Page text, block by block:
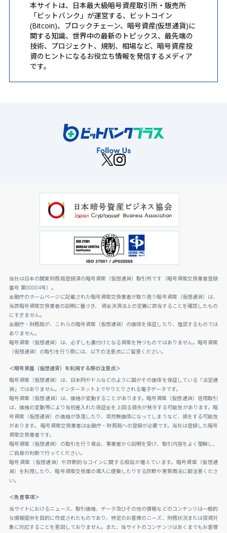
本サイトは、日本最大級暗号資産取引所・販売所
「ビットバンク」が運営する、ビットコイン
(Bitcoin)、ブロックチェーン、暗号資産(仮想通貨)に
関する知識、世界中の最新のトピックス、最先端の
技術、プロジェクト、規制、相場など、暗号資産投
資のヒントになるお役立ち情報を発信するメディア
です。
当社は日本の関東財務局登録済の暗号資産（仮想通貨）取引所です（暗号資産交換業者登録
番号 第00004号）。
金融庁のホームページに記載された暗号資産交換業者が取り扱う暗号資産（仮想通貨）は、
当該暗号資産交換業者の説明に基づき、 資金決済法上の定義に該当することを確認したもの
にすぎません。
金融庁・財務局が、これらの暗号資産（仮想通貨）の価値を保証したり、推奨するものでは
ありません。
暗号資産（仮想通貨）は、必ずしも裏付けとなる資産を持つものではありません。暗号資産
（仮想通貨）の取引を行う際には、以下の注意点にご留意ください。
＜暗号資産（仮想通貨）を利用する際の注意点＞
暗号資産（仮想通貨）は、日本円やドルなどのように国がその価値を保証している「法定通
貨」ではありません。インターネット上でやりとりされる電子データです。
暗号資産（仮想通貨）は、価格が変動することがあります。暗号資産（仮想通貨）信用取引
は、価格の変動等により当初差入れた保証金を上回る損失が発生する可能性があります。暗
号資産（仮想通貨）の価格が急落したり、突然無価値になってしまうなど、損をする可能性
があります。 暗号資産交換業者は金融庁・財務局への登録が必要です。当社は登録した暗号
資産交換業者です。
暗号資産（仮想通貨）の取引を行う場合、事業者から説明を受け、取引内容をよく理解し、
ご自身の判断で行ってください。
暗号資産（仮想通貨）や詐欺的なコインに関する相談が増えています。暗号資産（仮想通
貨）を利用したり、暗号資産交換業の導入に便乗したりする詐欺や悪質商法に御注意くださ
い。
＜免責事項＞
当サイトにおけるニュース、取引価格、データ及びその他の情報などのコンテンツは一般的
な情報提供を目的に作成されたものであり、特定のお客様のニーズ、財務状況または投資対
象に対応することを意図しておりません。また、当サイトのコンテンツはあくまでもお客様